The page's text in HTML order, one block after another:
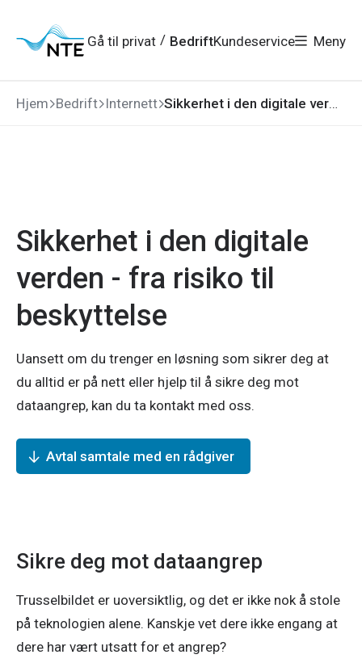
hovedmeny
søk
hovedinnhold
bunnområde
Gå til privat / BedriftKundeservice Meny
Hjem Bedrift Internett Sikkerhet i den digitale verden - fra risiko til beskyttelse
Sikkerhet i den digitale
verden - fra risiko til
beskyttelse
Uansett om du trenger en løsning som sikrer deg at
du alltid er på nett eller hjelp til å sikre deg mot
dataangrep, kan du ta kontakt med oss.
Avtal samtale med en rådgiver
Sikre deg mot dataangrep
Trusselbildet er uoversiktlig, og det er ikke nok å stole
på teknologien alene. Kanskje vet dere ikke engang at
dere har vært utsatt for et angrep?